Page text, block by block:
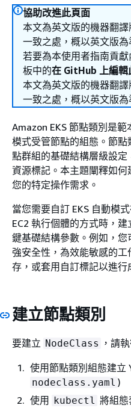
協助改進此頁面
本文為英文版的機器翻
一致之處，概以英文版為
若要為本使用者指南貢
板中的在 GitHub 上編輯
本文為英文版的機器翻
一致之處，概以英文版為
Amazon EKS 節點類別是
模式受管節點的組態。節點
點群組的基礎結構層級設
資源標記。本主題闡釋如
您的特定操作需求。
當您需要自訂 EKS 自動模
EC2 執行個體的方式時，
鍵基礎結構參數。例如，
強安全性，為效能敏感的
存，或套用自訂標記以進行
建立節點類別
要建立 NodeClass ，請
使用節點類別組態建立
nodeclass.yaml )
使用 kubectl 將組